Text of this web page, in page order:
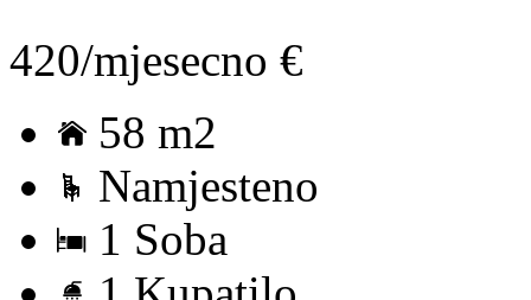
420/mjesecno €
58 m2
Namjesteno
1 Soba